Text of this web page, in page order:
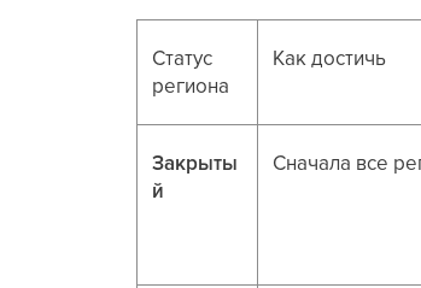
Статус
региона
Как достичь
Закрыты
й
Сначала все